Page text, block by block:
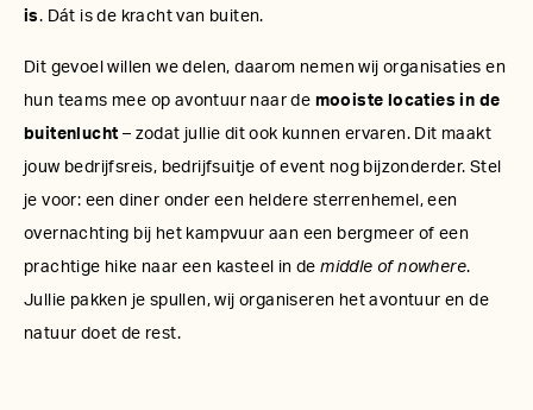
is. Dát is de kracht van buiten.
Dit gevoel willen we delen, daarom nemen wij organisaties en
hun teams mee op avontuur naar de mooiste locaties in de
buitenlucht – zodat jullie dit ook kunnen ervaren. Dit maakt
jouw bedrijfsreis, bedrijfsuitje of event nog bijzonderder. Stel
je voor: een diner onder een heldere sterrenhemel, een
overnachting bij het kampvuur aan een bergmeer of een
prachtige hike naar een kasteel in demiddle of nowhere.
Jullie pakken je spullen, wij organiseren het avontuur en de
natuur doet de rest.